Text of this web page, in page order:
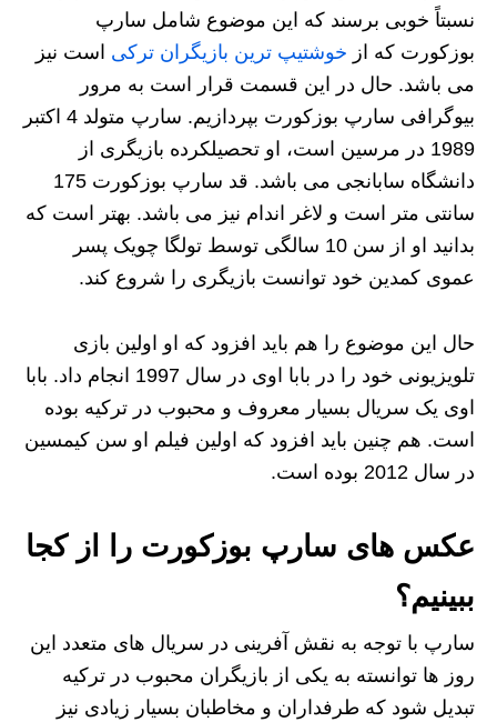
نسبتاً خوبی برسند که این موضوع شامل سارپ
بوزکورت که از خوشتیپ ترین بازیگران ترکی است نیز
می‌ باشد. حال در این قسمت قرار است به مرور
بیوگرافی سارپ بوزکورت بپردازیم. سارپ متولد 4 اکتبر
1989 در مرسین است، او تحصیلکرده بازیگری از
دانشگاه سابانجی می باشد. قد سارپ بوزکورت 175
سانتی متر است و لاغر اندام نیز می باشد. بهتر است که
بدانید او از سن 10 سالگی توسط تولگا چویک پسر
عموی کمدین خود توانست بازیگری را شروع کند.
حال این موضوع را هم باید افزود که او اولین بازی
تلویزیونی خود را در بابا اوی در سال 1997 انجام داد. بابا
اوی یک سریال بسیار معروف و محبوب در ترکیه بوده
است. هم چنین باید افزود که اولین فیلم او سن کیمسین
در سال 2012 بوده است.
عکس های سارپ بوزکورت را از کجا
ببینیم؟
سارپ با توجه به نقش آفرینی در سریال های متعدد این
روز ها توانسته به یکی از بازیگران محبوب در ترکیه
تبدیل شود که طرفداران و مخاطبان بسیار زیادی نیز